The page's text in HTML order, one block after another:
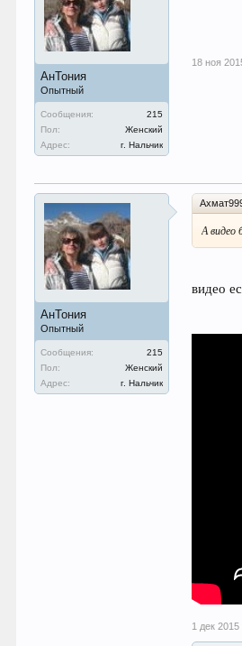
АнТония
Опытный
Сообщения:
215
Пол:
Женский
Адрес:
г. Нальчик
18 ноя
АнТония
Опытный
Сообщения:
215
Пол:
Женский
Адрес:
г. Нальчик
А видео
видео
1 дек 2015